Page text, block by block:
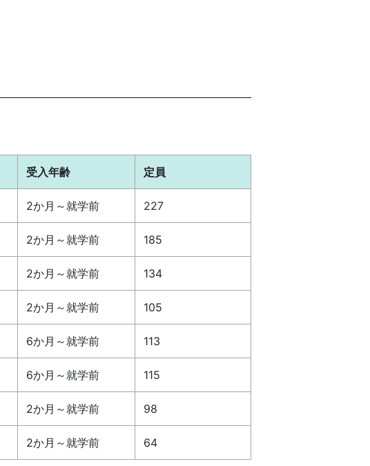
受入年齢 定員
2か月～就学前 227
2か月～就学前 185
2か月～就学前 134
2か月～就学前 105
6か月～就学前 113
6か月～就学前 115
2か月～就学前 98
2か月～就学前 64